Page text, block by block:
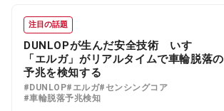
注目の話題
DUNLOPが生んだ安全技術 いすゞ
「エルガ」がリアルタイムで車輪脱落の
予兆を検知する
#DUNLOP#エルガ#センシングコア
#車輪脱落予兆検知